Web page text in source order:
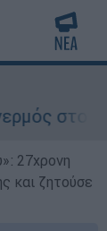
27χρονη
και ζητούσε